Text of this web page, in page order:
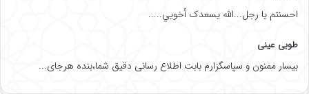
احسنتم یا رجل...الله یسعدک أخويي.....
طوبی عینی
بیسار ممنون و سپاسگزارم بابت اطلاع رسانی دقیق شما،بنده هرجای...